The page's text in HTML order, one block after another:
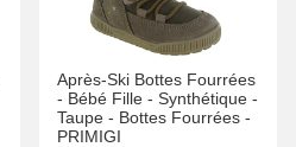
Après-Ski Bottes Fourrées
- Bébé Fille - Synthétique -
Taupe - Bottes Fourrées -
PRIMIGI